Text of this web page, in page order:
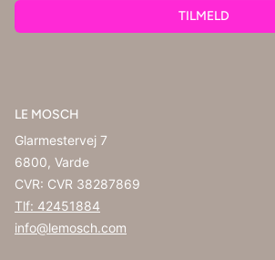
TILMELD
LE MOSCH
Glarmestervej 7
6800, Varde
CVR: CVR 38287869
Tlf: 42451884
info@lemosch.com